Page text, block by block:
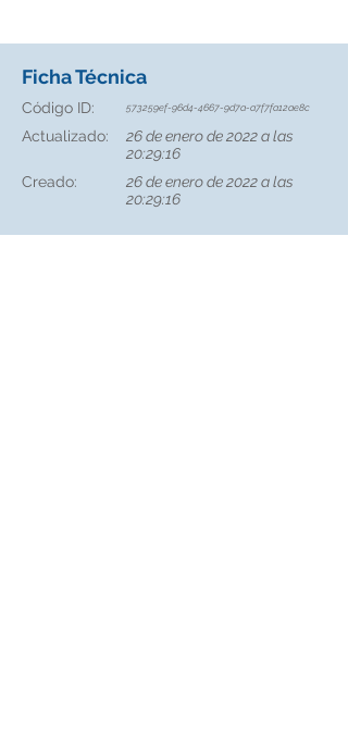
Ficha Técnica
Código ID: 573259ef-96d4-4667-9d7a-a7f7fa12ae8c
Actualizado:
26 de enero de 2022 a las
20:29:16
Creado:
26 de enero de 2022 a las
20:29:16